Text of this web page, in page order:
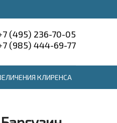
(495) 236-70-05
(985) 444-69-77
КЛИРЕНСА